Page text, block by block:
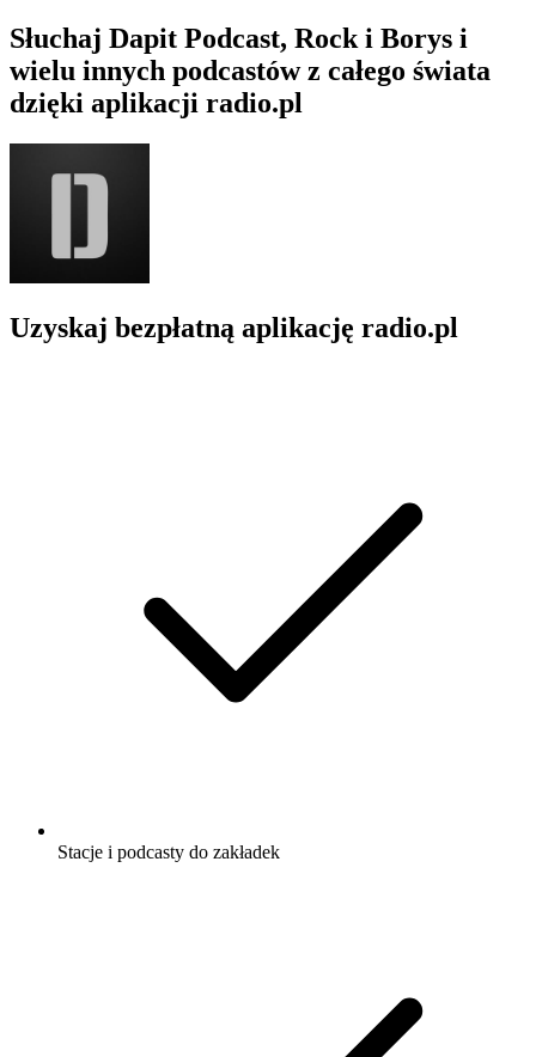
Słuchaj Dapit Podcast, Rock i Borys i
wielu innych podcastów z całego świata
dzięki aplikacji radio.pl
Uzyskaj bezpłatną aplikację radio.pl
Stacje i podcasty do zakładek